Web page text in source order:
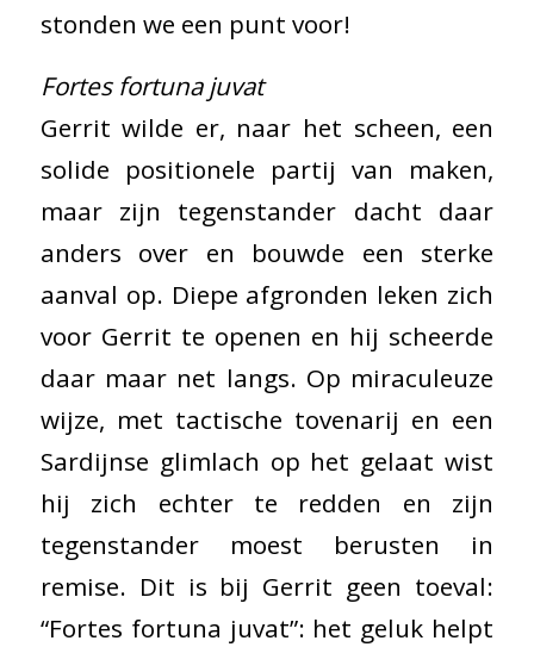
stonden we een punt voor!
Fortes fortuna juvat
Gerrit wilde er, naar het scheen, een
solide positionele partij van maken,
maar zijn tegenstander dacht daar
anders over en bouwde een sterke
aanval op. Diepe afgronden leken zich
voor Gerrit te openen en hij scheerde
daar maar net langs. Op miraculeuze
wijze, met tactische tovenarij en een
Sardijnse glimlach op het gelaat wist
hij zich echter te redden en zijn
tegenstander moest berusten in
remise. Dit is bij Gerrit geen toeval:
“Fortes fortuna juvat”: het geluk helpt